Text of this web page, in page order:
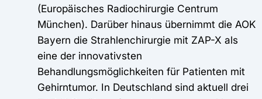
(Europäisches Radiochirurgie Centrum
München). Darüber hinaus übernimmt die AOK
Bayern die Strahlenchirurgie mit ZAP-X als
eine der innovativsten
Behandlungsmöglichkeiten für Patienten mit
Gehirntumor. In Deutschland sind aktuell drei